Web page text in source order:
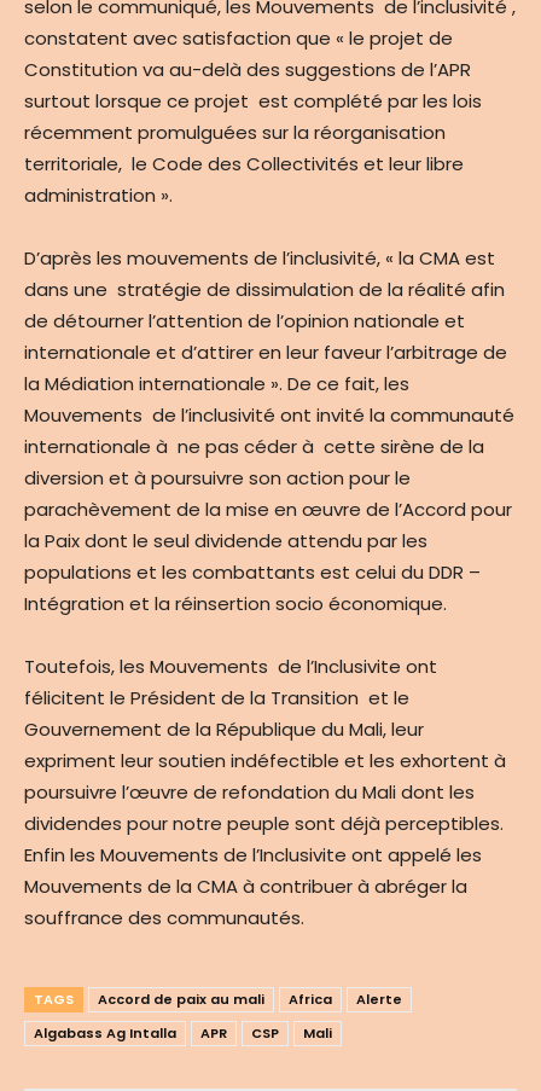
selon le communiqué, les Mouvements de l’inclusivité ,
constatent avec satisfaction que « le projet de
Constitution va au-delà des suggestions de l’APR
surtout lorsque ce projet est complété par les lois
récemment promulguées sur la réorganisation
territoriale, le Code des Collectivités et leur libre
administration ».
D’après les mouvements de l’inclusivité, « la CMA est
dans une stratégie de dissimulation de la réalité afin
de détourner l’attention de l’opinion nationale et
internationale et d’attirer en leur faveur l’arbitrage de
la Médiation internationale ». De ce fait, les
Mouvements de l’inclusivité ont invité la communauté
internationale à ne pas céder à cette sirène de la
diversion et à poursuivre son action pour le
parachèvement de la mise en œuvre de l’Accord pour
la Paix dont le seul dividende attendu par les
populations et les combattants est celui du DDR –
Intégration et la réinsertion socio économique.
Toutefois, les Mouvements de l’Inclusivite ont
félicitent le Président de la Transition et le
Gouvernement de la République du Mali, leur
expriment leur soutien indéfectible et les exhortent à
poursuivre l’œuvre de refondation du Mali dont les
dividendes pour notre peuple sont déjà perceptibles.
Enfin les Mouvements de l’Inclusivite ont appelé les
Mouvements de la CMA à contribuer à abréger la
souffrance des communautés.
TAGS Accord de paix au mali Africa
Alerte
Algabass Ag Intalla
APR CSP Mali